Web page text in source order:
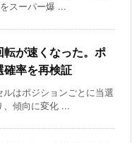
スーパー爆 ...
が速くなった。ポ
確率を再検証
はポジションごとに当選
、傾向に変化 ...